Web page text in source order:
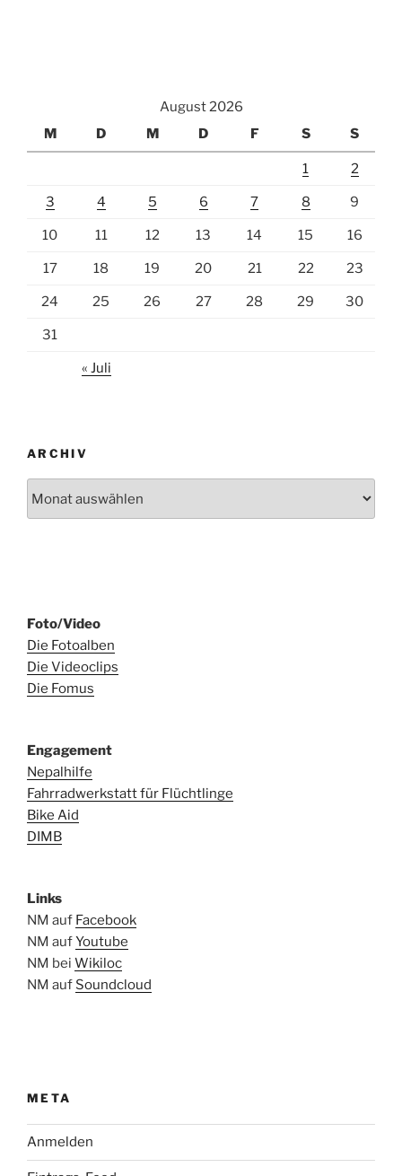
August 2026
M
D M D F S S
1 2
3 4 5 6 7 8 9
10 11 12 13 14 15 16
17 18 19 20 21 22 23
24 25 26 27 28 29 30
31
« Juli
ARCHIV
Foto/Video
Die Fotoalben
Die Videoclips
Die Fomus
Engagement
Nepalhilfe
Fahrradwerkstatt für Flüchtlinge
Bike Aid
DIMB
Links
NM auf Facebook
NM aufYoutube
NM bei Wikiloc
NM auf Soundcloud
META
Anmelden